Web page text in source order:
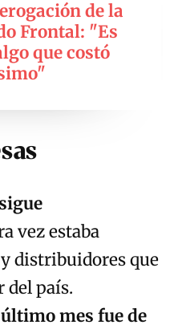
de la
Frontal: "Es
que costó
vez estaba
distribuidores que
del país.
mes fue de